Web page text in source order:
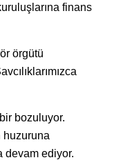
finans
örgütü
bozuluyor.
huzuruna
devam ediyor.